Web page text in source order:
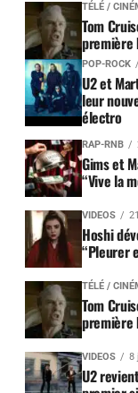
TÉLÉ /
Tom
première
POP-ROCK
U2 et
leur
électro
RAP-RNB
Gims et
“Vive la
VIDEOS
Hoshi
“Pleurer
TÉLÉ /
Tom
première
VIDEOS 8
U2